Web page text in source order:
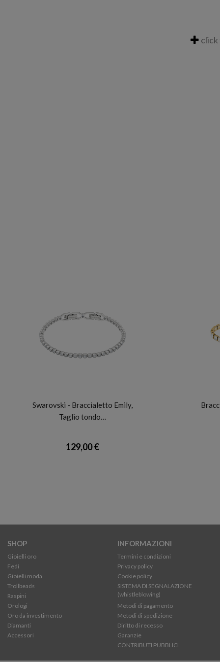
click
Swarovski - Braccialetto Emily,
Taglio tondo…
129,00 €
SHOP
Gioielli oro
Fedi
Gioielli moda
Trollbeads
Raspini
Orologi
Oro da investimento
Diamanti
Accessori
INFORMAZIONI
Termini e condizioni
Privacy policy
Cookie policy
SISTEMA DI SEGNALAZIONE
(whistleblowing)
Metodi di pagamento
Metodi di spedizione
Diritto di recesso
Garanzie
CONTRIBUTI PUBBLICI